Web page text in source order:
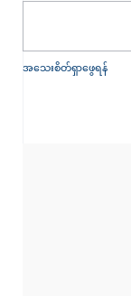
ျားအသေးစိတ်ရှာဖွေရန်